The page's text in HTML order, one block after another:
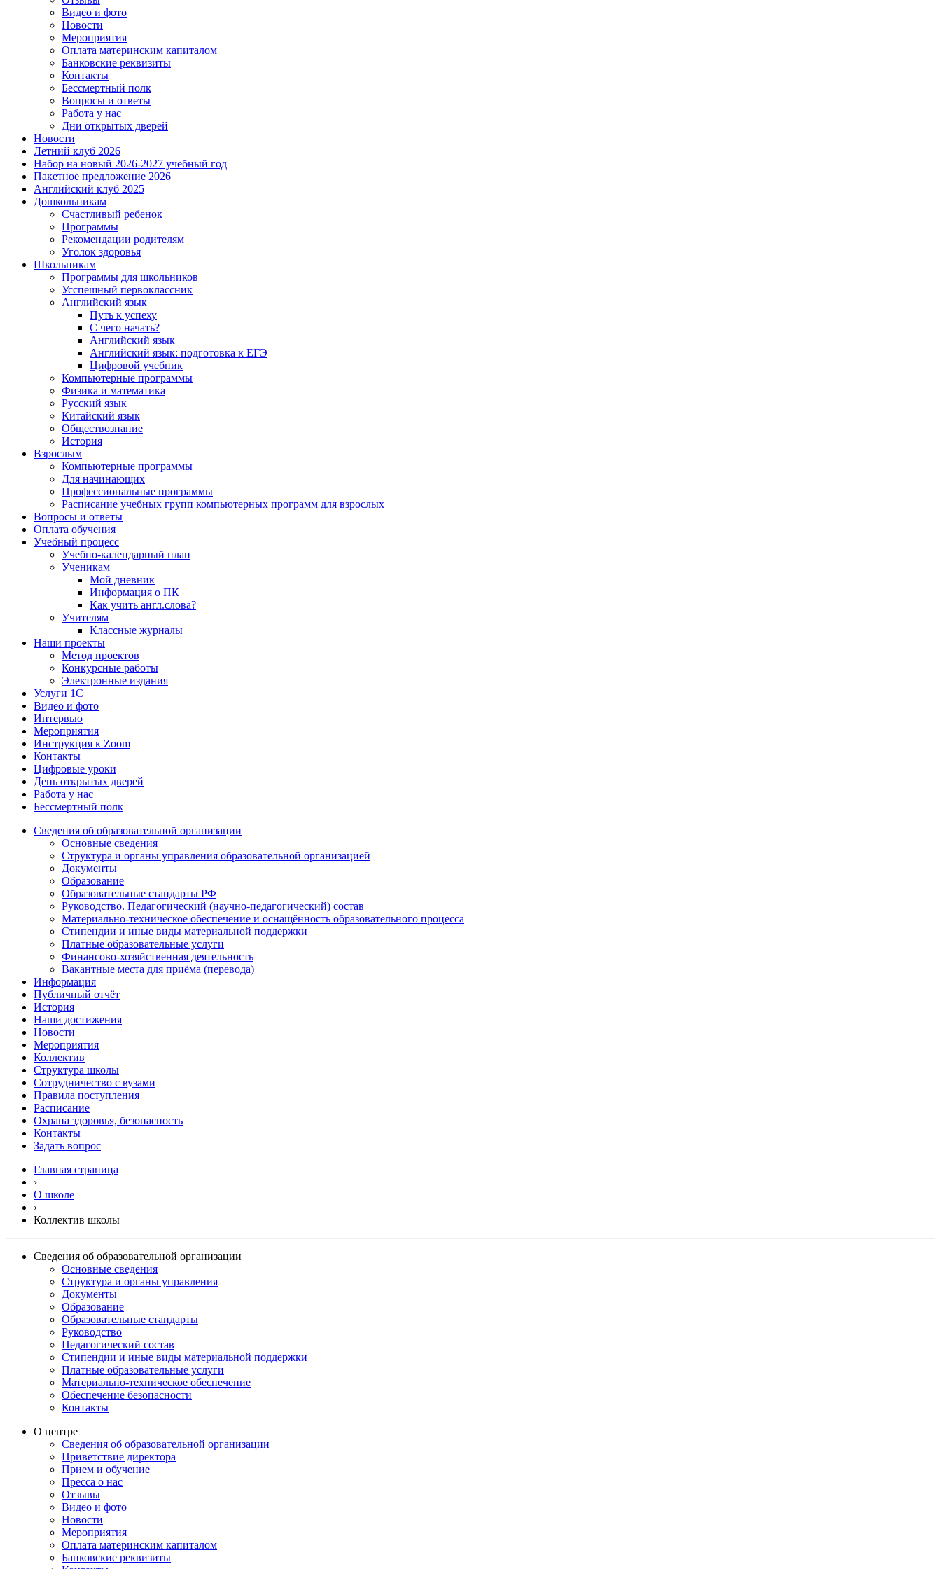
Видео и фото
Новости
Мероприятия
Оплата материнским капиталом
Банковские реквизиты
Контакты
Бессмертный полк
Вопросы и ответы
Работа у нас
Дни открытых дверей
Новости
Летний клуб 2026
Набор на новый 2026-2027 учебный год
Пакетное предложение 2026
Английский клуб 2025
Дошкольникам
Счастливый ребенок
Программы
Рекомендации родителям
Уголок здоровья
Школьникам
Программы для школьников
Усспешный первоклассник
Английский язык
Путь к успеху
С чего начать?
Английский язык
Английский язык: подготовка к ЕГЭ
Цифровой учебник
Компьютерные программы
Физика и математика
Русский язык
Китайский язык
Обществознание
История
Взрослым
Компьютерные программы
Для начинающих
Профессиональные программы
Расписание учебных групп компьютерных программ для взрослых
Вопросы и ответы
Оплата обучения
Учебный процесс
Учебно-календарный план
Ученикам
Мой дневник
Информация о ПК
Как учить англ.слова?
Учителям
Классные журналы
Наши проекты
Метод проектов
Конкурсные работы
Электронные издания
Услуги 1C
Видео и фото
Интервью
Мероприятия
Инструкция к Zoom
Контакты
Цифровые уроки
День открытых дверей
Работа у нас
Бессмертный полк
Сведения об образовательной организации
Основные сведения
Структура и органы управления образовательной организацией
Документы
Образование
Образовательные стандарты РФ
Руководство. Педагогический (научно-педагогический) состав
Материально-техническое обеспечение и оснащённость образовательного процесса
Стипендии и иные виды материальной поддержки
Платные образовательные услуги
Финансово-хозяйственная деятельность
Вакантные места для приёма (перевода)
Информация
Публичный отчёт
История
Наши достижения
Новости
Мероприятия
Коллектив
Структура школы
Сотрудничество с вузами
Правила поступления
Расписание
Охрана здоровья, безопасность
Контакты
Задать вопрос
Главная страница
›
О школе
›
Коллектив школы
Сведения об образовательной организации
Основные сведения
Структура и органы управления
Документы
Образование
Образовательные стандарты
Руководство
Педагогический состав
Стипендии и иные виды материальной поддержки
Платные образовательные услуги
Материально-техническое обеспечение
Обеспечение безопасности
Контакты
О центре
Сведения об образовательной организации
Приветствие директора
Прием и обучение
Пресса о нас
Отзывы
Видео и фото
Новости
Мероприятия
Оплата материнским капиталом
Банковские реквизиты